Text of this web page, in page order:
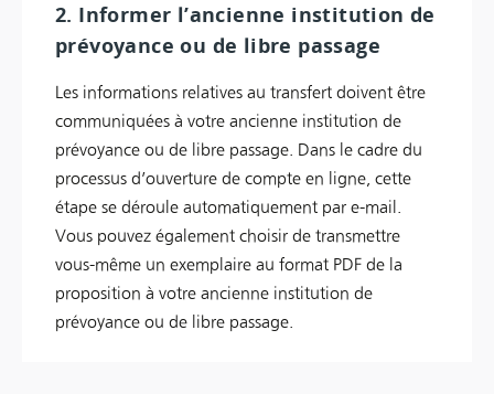
2. Informer l’ancienne institution de
prévoyance ou de libre passage
Les informations relatives au transfert doivent être
communiquées à votre ancienne institution de
prévoyance ou de libre passage. Dans le cadre du
processus d’ouverture de compte en ligne, cette
étape se déroule automatiquement par e-mail.
Vous pouvez également choisir de transmettre
vous-même un exemplaire au format PDF de la
proposition à votre ancienne institution de
prévoyance ou de libre passage.